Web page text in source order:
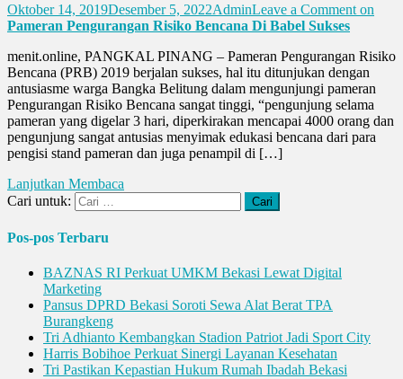
Oktober 14, 2019Desember 5, 2022AdminLeave a Comment on
Pameran Pengurangan Risiko Bencana Di Babel Sukses
menit.online, PANGKAL PINANG – Pameran Pengurangan Risiko
Bencana (PRB) 2019 berjalan sukses, hal itu ditunjukan dengan
antusiasme warga Bangka Belitung dalam mengunjungi pameran
Pengurangan Risiko Bencana sangat tinggi, “pengunjung selama
pameran yang digelar 3 hari, diperkirakan mencapai 4000 orang dan
pengunjung sangat antusias menyimak edukasi bencana dari para
pengisi stand pameran dan juga penampil di […]
Lanjutkan Membaca
Cari untuk:
Pos-pos Terbaru
BAZNAS RI Perkuat UMKM Bekasi Lewat Digital
Marketing
Pansus DPRD Bekasi Soroti Sewa Alat Berat TPA
Burangkeng
Tri Adhianto Kembangkan Stadion Patriot Jadi Sport City
Harris Bobihoe Perkuat Sinergi Layanan Kesehatan
Tri Pastikan Kepastian Hukum Rumah Ibadah Bekasi